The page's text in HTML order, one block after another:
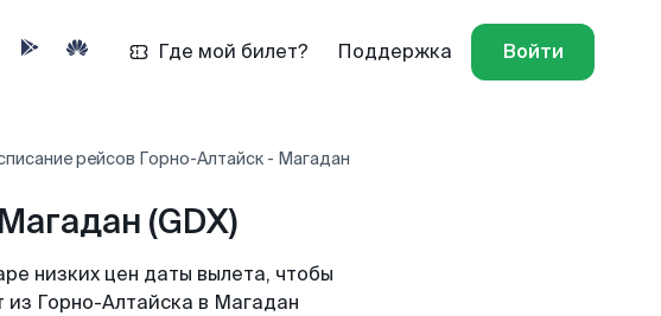
Где мой билет? Поддержка Войти
рейсов Горно-Алтайск - Магадан
(GDX)
низких цен даты вылета, чтобы
из Горно-Алтайска в Магадан